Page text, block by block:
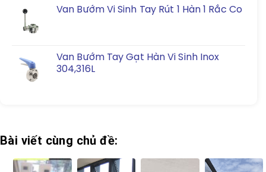
Van Bướm Vi Sinh Tay Rút 1 Hàn 1 Rắc Co
Van Bướm Tay Gạt Hàn Vi Sinh Inox
304,316L
Bài viết cùng chủ đề: